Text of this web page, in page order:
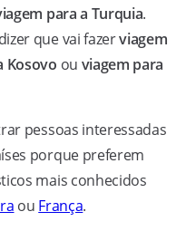
para a Turquia.
que vai fazerviagem
Kosovo ou viagem para
pessoas interessadas
porque preferem
mais conhecidos
ou França.